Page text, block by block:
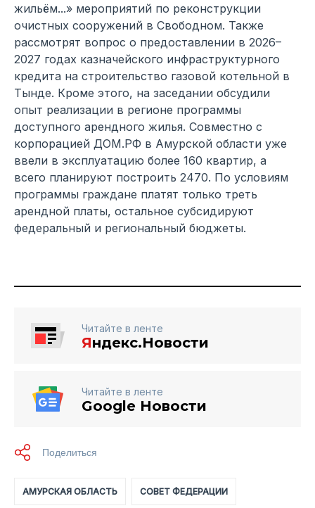
жильём...» мероприятий по реконструкции
очистных сооружений в Свободном. Также
рассмотрят вопрос о предоставлении в 2026–
2027 годах казначейского инфраструктурного
кредита на строительство газовой котельной в
Тынде. Кроме этого, на заседании обсудили
опыт реализации в регионе программы
доступного арендного жилья. Совместно с
корпорацией ДОМ.РФ в Амурской области уже
ввели в эксплуатацию более 160 квартир, а
всего планируют построить 2470. По условиям
программы граждане платят только треть
арендной платы, остальное субсидируют
федеральный и региональный бюджеты.
Читайте в ленте
Яндекс.Новости
Читайте в ленте
Google Новости
АМУРСКАЯ ОБЛАСТЬ СОВЕТ ФЕДЕРАЦИИ